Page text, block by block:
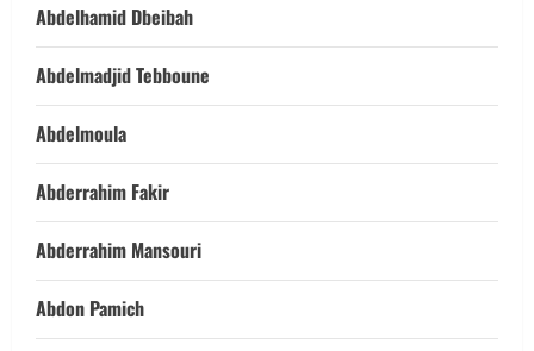
Abdelhamid Dbeibah
Abdelmadjid Tebboune
Abdelmoula
Abderrahim Fakir
Abderrahim Mansouri
Abdon Pamich